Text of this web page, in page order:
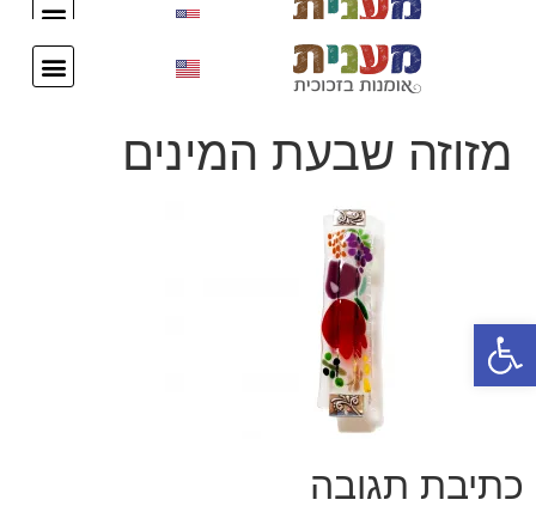
מזוזה שבעת המינים
כתיבת תגובה
פתח סרגל נגישות